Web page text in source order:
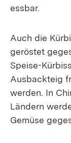
essbar.
Auch die
geröstet
Speise-
Ausbackteig
werden. In
Ländern
Gemüse